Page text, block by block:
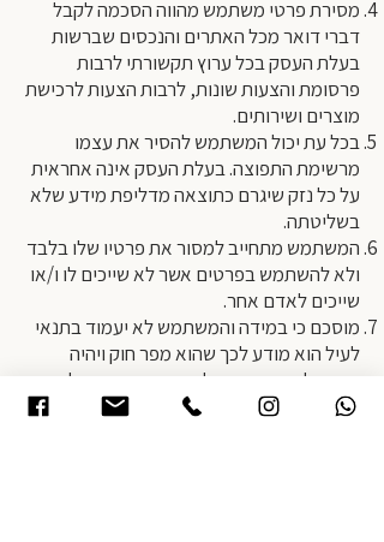
מסירת פרטי משתמש מהווה הסכמה לקבל
דברי דואר מכל האתרים והנכסים שברשות
בעלת העסק בכל ערוץ תקשורתי לרבות
פרסומת והצעות שונות, לרבות הצעות לרכישת
מוצרים ושירותים.
בכל עת יכול המשתמש להסיר את עצמו
מרשימת התפוצה. בעלת העסק אינה אחראית
על כל נזק שיגרם כתוצאה מדליפת מידע שלא
בשליטתה.
המשתמש מתחייב למסור את פרטיו שלו בלבד
ולא להשתמש בפרטים אשר לא שייכים לו ו/או
שייכים לאדם אחר.
מוסכם כי במידה והמשתמש לא יעמוד בתנאי
לעיל הוא מודע לכך שהוא מפר חוק ויהיה
מחויב לפצות את בעלת העסק בהתאם לחוק.
המשתמש מתחייב כאמור להסיר כל אחריות